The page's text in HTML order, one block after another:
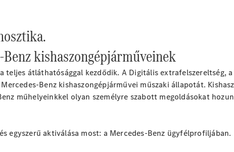
kishaszongépjárműveinek
teljes átláthatósággal kezdődik. A Digitális extrafelszereltség, a
Benz kishaszongépjárművei műszaki állapotát.
műhelyeinkkel olyan személyre szabott megoldásokat
egyszerű aktiválása most: a Mercedes-Benz ügyfélprofiljában.